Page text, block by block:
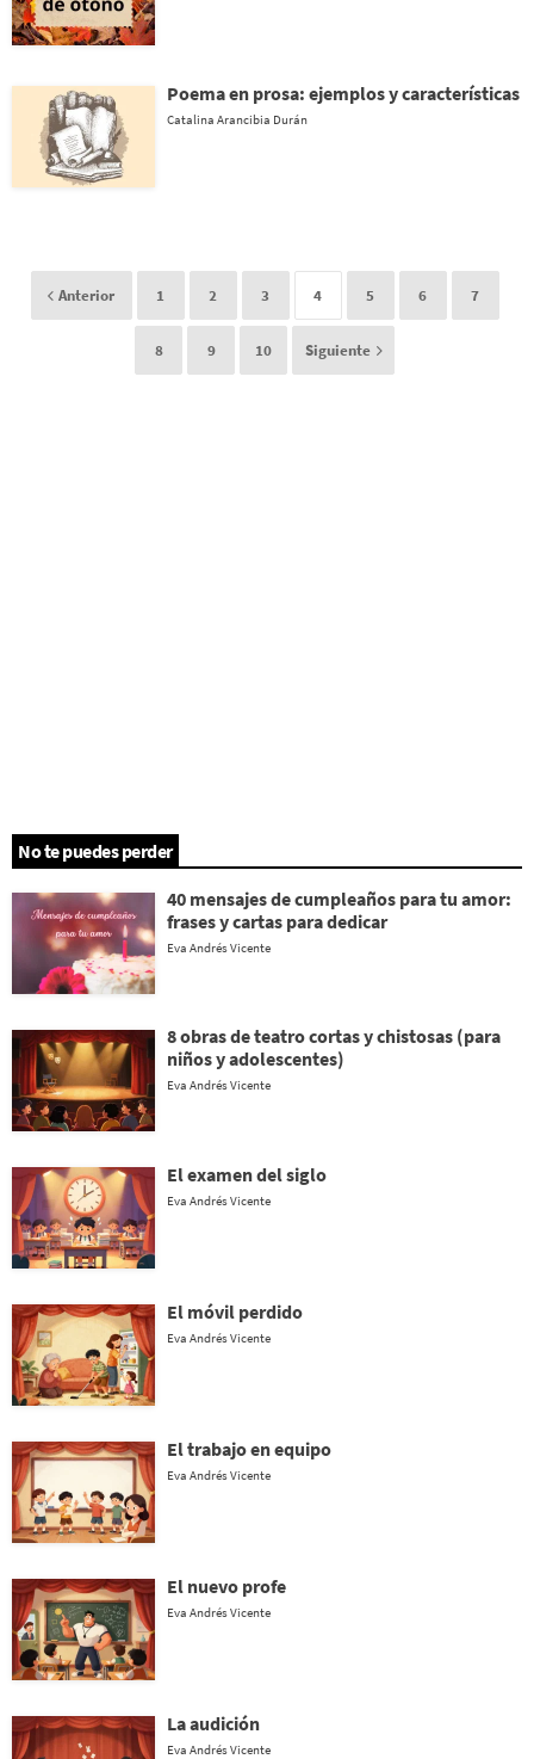
Poema en prosa: ejemplos y características
Catalina Arancibia Durán
Anterior 1 2 3 4 5 6 7
8 9 10 Siguiente
No te puedes perder
40 mensajes de cumpleaños para tu amor:
frases y cartas para dedicar
Eva Andrés Vicente
8 obras de teatro cortas y chistosas (para
niños y adolescentes)
Eva Andrés Vicente
El examen del siglo
Eva Andrés Vicente
El móvil perdido
Eva Andrés Vicente
El trabajo en equipo
Eva Andrés Vicente
El nuevo profe
Eva Andrés Vicente
La audición
Eva Andrés Vicente